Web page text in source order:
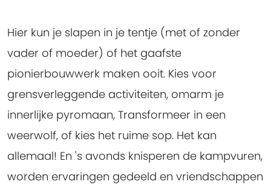
Hier kun je slapen in je tentje (met of zonder
vader of moeder) of het gaafste
pionierbouwwerk maken ooit. Kies voor
grensverleggende activiteiten, omarm je
innerlijke pyromaan, Transformeer in een
weerwolf, of kies het ruime sop. Het kan
allemaal! En 's avonds knisperen de kampvuren,
worden ervaringen gedeeld en vriendschappen